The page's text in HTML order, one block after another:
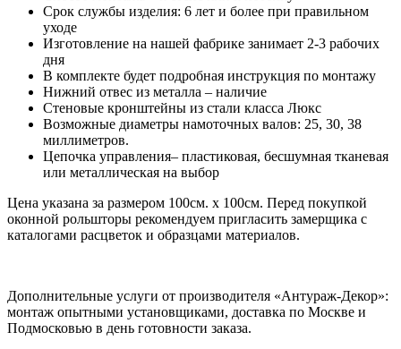
Срок службы изделия: 6 лет и более при правильном
уходе
Изготовление на нашей фабрике занимает 2-3 рабочих
дня
В комплекте будет подробная инструкция по монтажу
Нижний отвес из металла – наличие
Стеновые кронштейны из стали класса Люкс
Возможные диаметры намоточных валов: 25, 30, 38
миллиметров.
Цепочка управления– пластиковая, бесшумная тканевая
или металлическая на выбор
Цена указана за размером 100см. x 100см. Перед покупкой
оконной рольшторы рекомендуем пригласить замерщика с
каталогами расцветок и образцами материалов.
Дополнительные услуги от производителя «Антураж-Декор»:
монтаж опытными установщиками, доставка по Москве и
Подмосковью в день готовности заказа.